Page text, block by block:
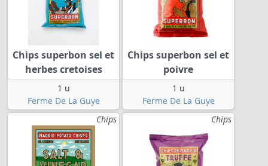
Chips superbon sel et
herbes cretoises
1 u
Ferme De La Guye
Chips superbon sel et
poivre
1 u
Ferme De La Guye
Chips
Chips